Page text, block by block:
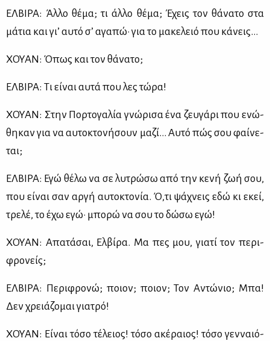
ΕΛ­ΒΙ­ΡΑ: Άλ­λο θέ­μα; τι άλ­λο θέ­μα; Έχεις τον θά­να­το στα
μά­τια και γι’ αυ­τό σ’ αγα­πώ· για το μα­κε­λειό που κά­νεις…
ΧΟΥΑΝ: Όπως και τον θά­να­το;
ΕΛ­ΒΙ­ΡΑ: Τι εί­ναι αυ­τά που λες τώ­ρα!
ΧΟΥΑΝ: Στην Πορ­το­γα­λία γνώ­ρι­σα ένα ζευ­γά­ρι που ενώ­
θη­καν για να αυ­το­κτο­νή­σουν μα­ζί… Αυ­τό πώς σου φαί­νε­
ται;
ΕΛ­ΒΙ­ΡΑ: Εγώ θέ­λω να σε λυ­τρώ­σω από την κε­νή ζωή σου,
που εί­ναι σαν αρ­γή αυ­το­κτο­νία. Ό,τι ψά­χνεις εδώ κι εκεί,
τρε­λέ, το έχω εγώ· μπο­ρώ να σου το δώ­σω εγώ!
ΧΟΥΑΝ: Απα­τά­σαι, Ελ­βί­ρα. Μα πες μου, για­τί τον πε­ρι­
φρο­νείς;
ΕΛ­ΒΙ­ΡΑ: Πε­ρι­φρο­νώ; ποιον; ποιον; Τον Αντώ­νιο; Μπα!
Δεν χρειά­ζο­μαι για­τρό!
ΧΟΥΑΝ: Εί­ναι τό­σο τέ­λειος! τό­σο ακέ­ραιος! τό­σο γεν­ναιό­